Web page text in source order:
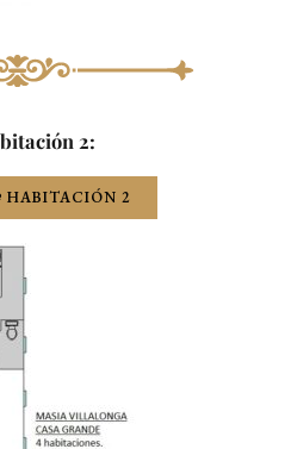
2:
HABITACIÓN 2